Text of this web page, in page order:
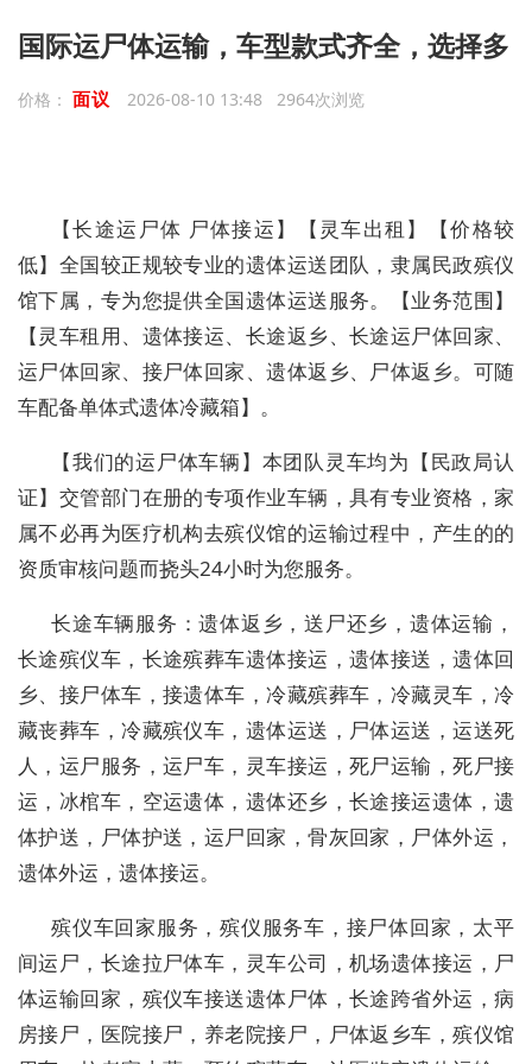
国际运尸体运输，车型款式齐全，选择多
价格： 面议 2026-08-10 13:48 2964次浏览
【长途运尸体 尸体接运】【灵车出租】【价格较
低】全国较正规较专业的遗体运送团队，隶属民政殡仪
馆下属，专为您提供全国遗体运送服务。【业务范围】
【灵车租用、遗体接运、长途返乡、长途运尸体回家、
运尸体回家、接尸体回家、遗体返乡、尸体返乡。可随
车配备单体式遗体冷藏箱】。
【我们的运尸体车辆】本团队灵车均为【民政局认
证】交管部门在册的专项作业车辆，具有专业资格，家
属不必再为医疗机构去殡仪馆的运输过程中，产生的的
资质审核问题而挠头24小时为您服务。
长途车辆服务：遗体返乡，送尸还乡，遗体运输，
长途殡仪车，长途殡葬车遗体接运，遗体接送，遗体回
乡、接尸体车，接遗体车，冷藏殡葬车，冷藏灵车，冷
藏丧葬车，冷藏殡仪车，遗体运送，尸体运送，运送死
人，运尸服务，运尸车，灵车接运，死尸运输，死尸接
运，冰棺车，空运遗体，遗体还乡，长途接运遗体，遗
体护送，尸体护送，运尸回家，骨灰回家，尸体外运，
遗体外运，遗体接运。
殡仪车回家服务，殡仪服务车，接尸体回家，太平
间运尸，长途拉尸体车，灵车公司，机场遗体接运，尸
体运输回家，殡仪车接送遗体尸体，长途跨省外运，病
房接尸，医院接尸，养老院接尸，尸体返乡车，殡仪馆